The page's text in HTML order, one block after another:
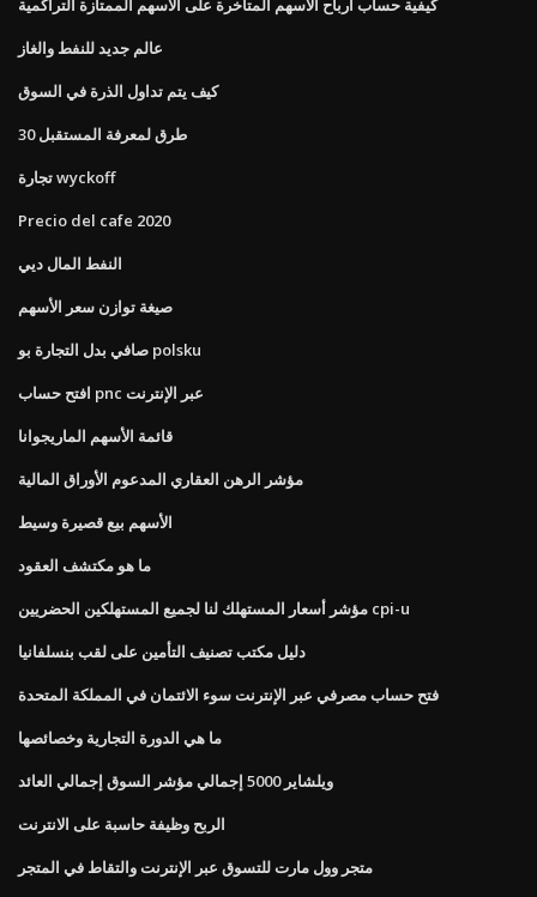
كيفية حساب أرباح الأسهم المتأخرة على الأسهم الممتازة التراكمية
عالم جديد للنفط والغاز
كيف يتم تداول الذرة في السوق
30 طرق لمعرفة المستقبل
تجارة wyckoff
Precio del cafe 2020
النفط المال ديي
صيغة توازن سعر الأسهم
صافي بدل التجارة بو polsku
افتح حساب pnc عبر الإنترنت
قائمة الأسهم الماريجوانا
مؤشر الرهن العقاري المدعوم الأوراق المالية
الأسهم بيع قصيرة وسيط
ما هو مكتشف العقود
مؤشر أسعار المستهلك لنا لجميع المستهلكين الحضريين cpi-u
دليل مكتب تصنيف التأمين على لقب بنسلفانيا
فتح حساب مصرفي عبر الإنترنت سوء الائتمان في المملكة المتحدة
ما هي الدورة التجارية وخصائصها
ويلشاير 5000 إجمالي مؤشر السوق إجمالي العائد
الربح وظيفة حاسبة على الانترنت
متجر وول مارت للتسوق عبر الإنترنت والتقاط في المتجر